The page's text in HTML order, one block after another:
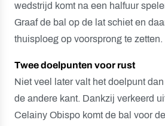
wedstrijd komt na een halfuur
Graaf de bal op de lat schiet en
thuisploeg op voorsprong te zetten.
Twee doelpunten voor rust
Niet veel later valt het doelpunt
de andere kant. Dankzij verkeerd
Celainy Obispo komt de bal voor